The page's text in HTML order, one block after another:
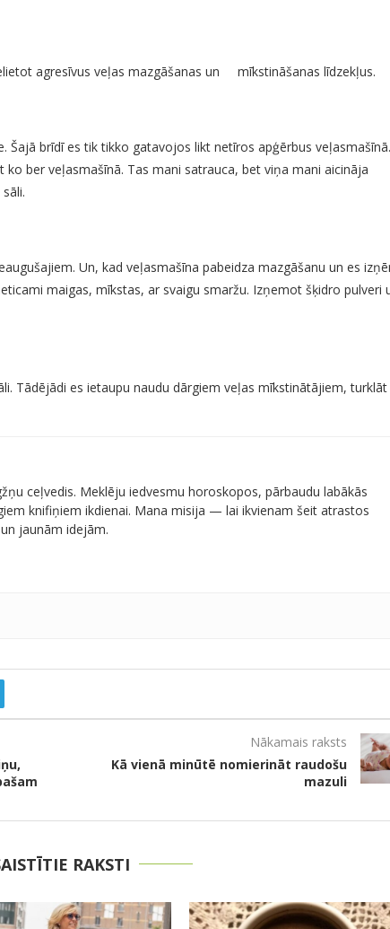
agresīvus veļas mazgāšanas un mīkstināšanas līdzekļus.
Šajā brīdī es tik tikko gatavojos likt netīros apģērbus veļasmašīnā.
ber veļasmašīnā. Tas mani satrauca, bet viņa mani aicināja
Un, kad veļasmašīna pabeidza mazgāšanu un es
maigas, mīkstas, ar svaigu smaržu. Izņemot šķidro pulveri
Tādējādi es ietaupu naudu dārgiem veļas mīkstinātājiem, turklāt
ceļvedis. Meklēju iedvesmu horoskopos, pārbaudu labākās
knifiņiem ikdienai. Mana misija — lai ikvienam šeit atrastos
jaunām idejām.
Nākamais raksts
Kā vienā minūtē nomierināt raudošu
mazuli
RAKSTI